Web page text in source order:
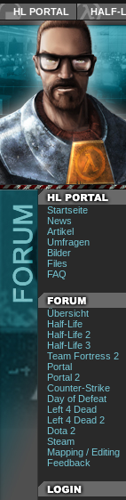
HL PORTAL HALF-
Startseite
News
Artikel
Umfragen
Bilder
Files
FAQ
Übersicht
Half-Life
Half-Life 2
Half-Life 3
Team Fortress 2
Portal
Portal 2
Counter-Strike
Day of Defeat
Left 4 Dead
Left 4 Dead 2
Dota 2
Steam
Mapping / Editing
Feedback